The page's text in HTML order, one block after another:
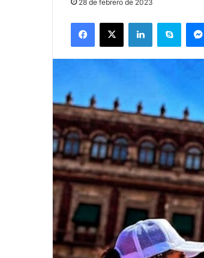
28 de febrero de 2023
Facebook
X LinkedInSkype